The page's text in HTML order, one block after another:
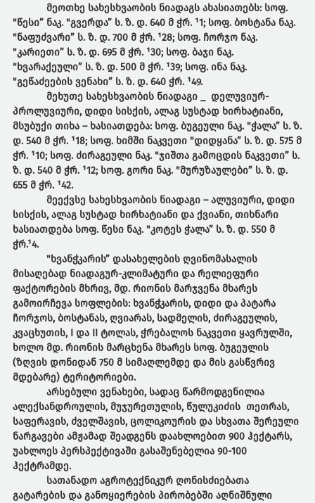
მეოთხე სახესხვაობის ნიადაგს ახასიათებს: სოფ.
"წესი” ნაკ. "გვერდა” ს. ზ. დ. 640 მ ჭრ. ¹1; სოფ. ბოსტანა ნაკ.
"ნაფუძვარი” ს. ზ. დ. 700 მ ჭრ. ¹28; სოფ. ჩორჯო ნაკ.
"კარიეთი” ს. ზ. დ. 695 მ ჭრ. ¹30; სოფ. ბაჯი ნაკ.
"ხვარაქეული” ს. ზ. დ. 500 მ ჭრ. ¹39; სოფ. ინა ნაკ.
"გეწაძეების ვენახი” ს. ზ. დ. 640 ჭრ. ¹49.
მეხუთე სახესხვაობის ნიადაგი _ დელუვიურ-
პროლუვიური, დიდი სისქის, ალაგ სუსტად ხირხატიანი,
მსუბუქი თიხა – ხასიათდება: სოფ. ბუგეული ნაკ. "ჭალა” ს. ზ.
დ. 540 მ ჭრ. ¹18; სოფ. ხიმში ნაკვეთი "დიდყანა” ს. ზ. დ. 575 მ
ჭრ. ¹10; სოფ. ძირაგეული ნაკ. "ჯიშთა გამოცდის ნაკვეთი” ს.
ზ. დ. 540 მ ჭრ. ¹12; სოფ. გორი ნაკ. "მურუზაულები” ს. ზ. დ.
655 მ ჭრ. ¹42.
მეექვსე სახესხვაობის ნიადაგი – ალუვიური, დიდი
სისქის, ალაგ სუსტად ხირხატიანი და ქვიანი, თიხნარი
ხასიათდება სოფ. წესი ნაკ. "კოტეს ჭალა” ს. ზ. დ. 550 მ
ჭრ.¹4.
"ხვანჭკარის” დასახელების ღვინომასალის
მისაღებად ნიადაგურ-კლიმატური და რელიეფური
ფაქტორების მხრივ, მდ. რიონის მარჯვენა მხარეს
გამოირჩევა სოფლების: ხვანჭკარის, დიდი და პატარა
ჩორჯოს, ბოსტანას, ღვიარას, სადმელის, ძირაგეულის,
კვაცხუთის, I და II ტოლას, ჭრებალოს ნაკვეთი ყავრულში,
ხოლო მდ. რიონის მარცხენა მხარეს სოფ. ბუგეულის
(ზღვის დონიდან 750 მ სიმაღლემდე და მის გასწვრივ
მდებარე) ტერიტორიები.
არსებული ვენახები, სადაც წარმოდგენილია
ალექსანდროულის, მუჯურეთულის, წულუკიძის თეთრას,
საფერავის, ძველშავის, ცოლიკოურის და სხვათა შერეული
ნარგავები ამჟამად შეადგენს დაახლოებით 900 ჰექტარს,
უახლოეს პერსპექტივაში გასაშენებელია 90-100
ჰექტრამდე.
სათანადო აგროტექნიკურ ღონისძიებათა
გატარების და განოყიერების პირობებში აღნიშნული